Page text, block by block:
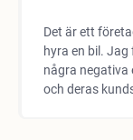
Det är ett
hyra en bil.
några negativa
och deras